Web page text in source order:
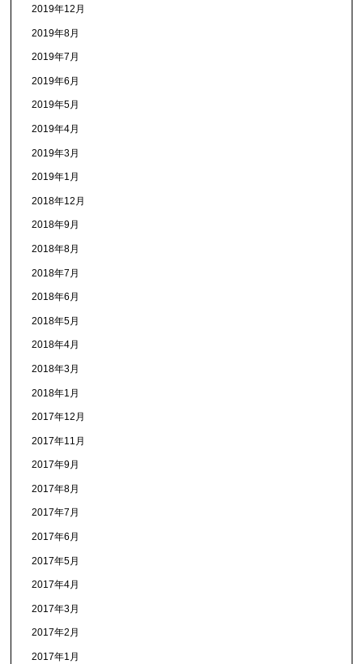
2019年12月
2019年8月
2019年7月
2019年6月
2019年5月
2019年4月
2019年3月
2019年1月
2018年12月
2018年9月
2018年8月
2018年7月
2018年6月
2018年5月
2018年4月
2018年3月
2018年1月
2017年12月
2017年11月
2017年9月
2017年8月
2017年7月
2017年6月
2017年5月
2017年4月
2017年3月
2017年2月
2017年1月